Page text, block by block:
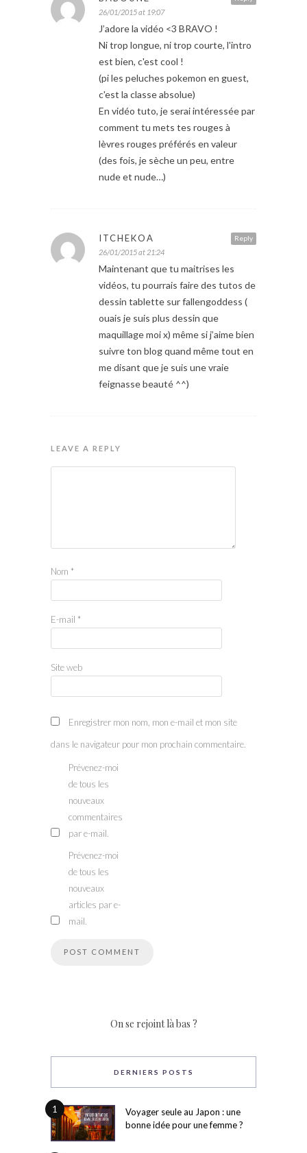
26/01/2015 at 19:07
J’adore la vidéo <3 BRAVO !
Ni trop longue, ni trop courte, l'intro
est bien, c'est cool !
(pi les peluches pokemon en guest,
c'est la classe absolue)
En vidéo tuto, je serai intéressée par
comment tu mets tes rouges à
lèvres rouges préférés en valeur
(des fois, je sèche un peu, entre
nude et nude…)
Reply
ITCHEKOA
26/01/2015 at 21:24
Maintenant que tu maitrises les
vidéos, tu pourrais faire des tutos de
dessin tablette sur fallengoddess (
ouais je suis plus dessin que
maquillage moi x) même si j’aime bien
suivre ton blog quand même tout en
me disant que je suis une vraie
feignasse beauté ^^)
LEAVE A REPLY
Nom *
E-mail *
Site web
Enregistrer mon nom, mon e-mail et mon site
dans le navigateur pour mon prochain commentaire.
Prévenez-moi
de tous les
nouveaux
commentaires
par e-mail.
Prévenez-moi
de tous les
nouveaux
articles par e-
mail.
On se rejoint là bas ?
DERNIERS POSTS
1
Voyager seule au Japon : une
bonne idée pour une femme ?